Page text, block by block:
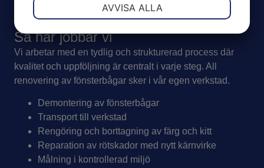
Så här jobbar vi
Vi arbetar med en tydlig och strukturerad process där
kvalitet och uppföljning är centralt i varje steg. All
renovering av fönsterbågar sker i vår egen verkstad.
Demontering av fönsterbågar
Transport till verkstad
Rengöring och borttagning av färg och kitt
Reparation av rötskador med nytt kärnvirke
Målning i kontrollerad miljö
MARKNADSFÖRING
AVVISA ALLA